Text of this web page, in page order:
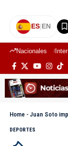
ES|EN
Nacionales
Home - Juan Soto
DEPORTES